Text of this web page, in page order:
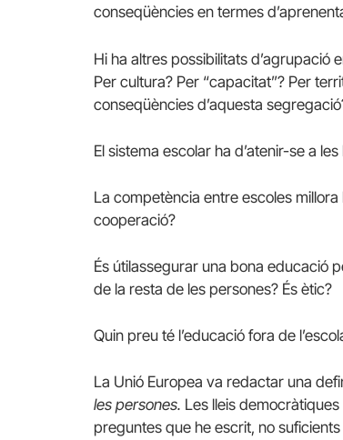
conseqüències en termes
Hi ha altres possibilitats d’agrupació
Per cultura? Per “capacitat”? Per
conseqüències d’aquesta
El sistema escolar ha d’atenir-se a
La competència entre escoles
cooperació?
És útilassegurar una bona educació
de la resta de les persones? És ètic?
Quin preu té l’educació fora de
La Unió Europea va redactar una
les persones. Les lleis
preguntes que he escrit, no